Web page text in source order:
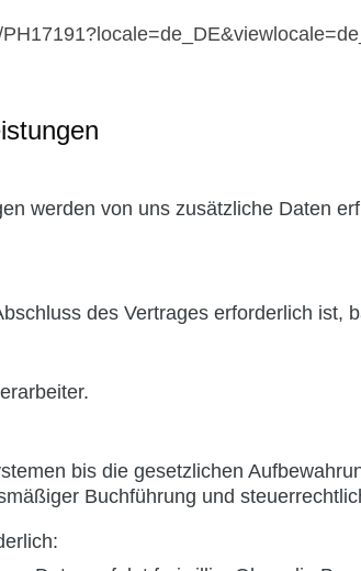
werden von uns zusätzliche Daten
des Vertrages erforderlich ist,
bis die gesetzlichen
Buchführung und